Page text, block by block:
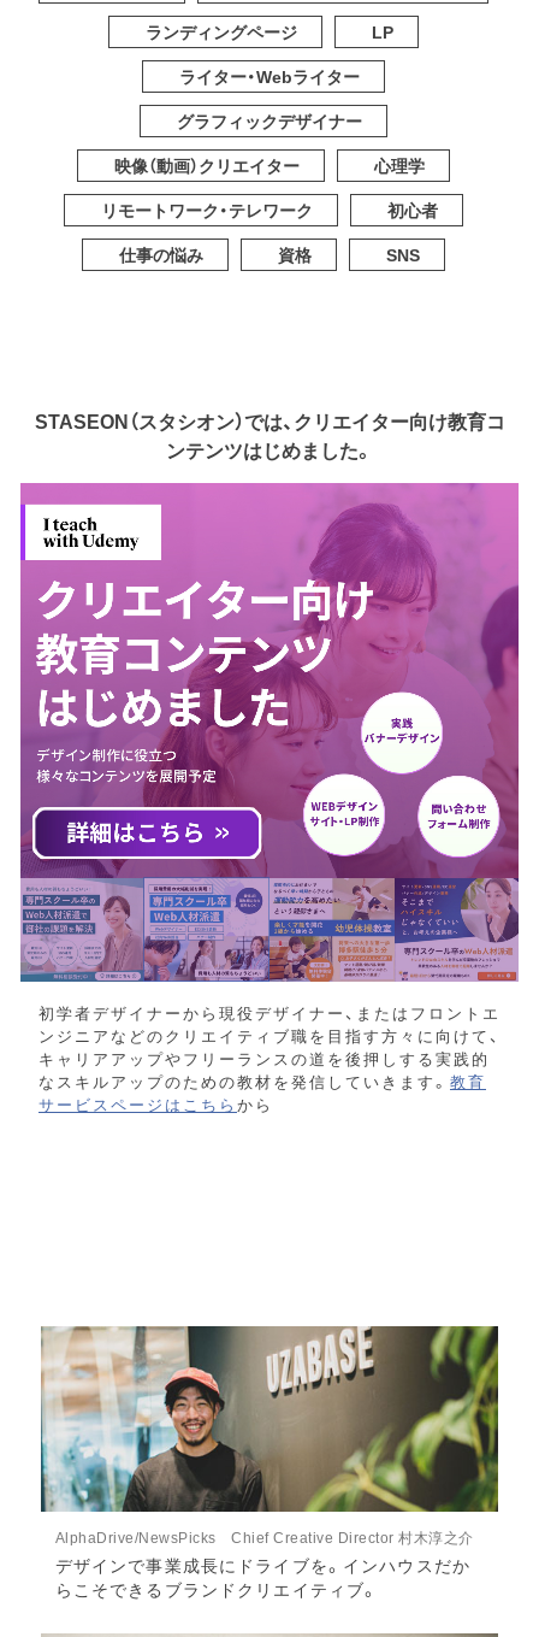
ランディングページ
LP
ライター・Webライター
グラフィックデザイナー
映像（動画）クリエイター
心理学
リモートワーク・テレワーク
初心者
仕事の悩み
資格 SNS
STASEON（スタシオン）では、クリエイター向け教育コ
ンテンツはじめました。
初学者デザイナーから現役デザイナー、またはフロントエ
ンジニアなどのクリエイティブ職を目指す方々に向けて、
キャリアアップやフリーランスの道を後押しする実践的
なスキルアップのための教材を発信していきます。 教育
サービスページはこちら から
AlphaDrive/NewsPicks Chief Creative Director 村木淳之介
デザインで事業成長にドライブを。インハウスだか
らこそできるブランドクリエイティブ。